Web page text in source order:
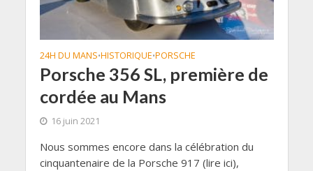
24H DU MANS•HISTORIQUE•PORSCHE
Porsche 356 SL, première de
cordée au Mans
16 juin 2021
Nous sommes encore dans la célébration du
cinquantenaire de la Porsche 917 (lire ici),